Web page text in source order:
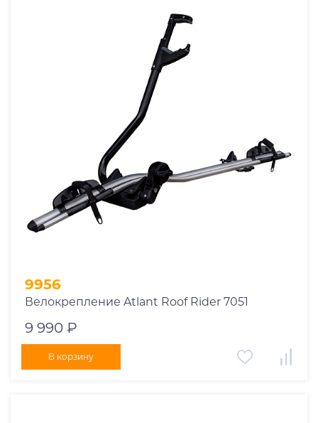
9956
Велокрепление Atlant Roof Rider 7051
9 990 ₽
В корзину